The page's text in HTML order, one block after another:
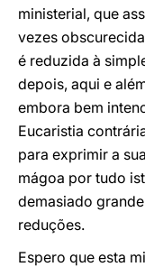
ministerial, que
vezes
é reduzida à
depois, aqui e
embora bem
Eucaristia
para exprimir a
mágoa por tudo
demasiado
reduções.
Espero que esta